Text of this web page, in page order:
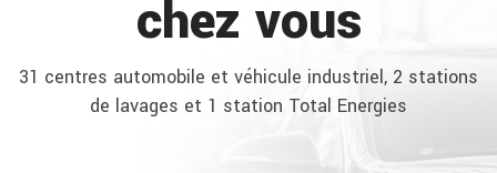
chez vous
31 centres automobile et véhicule industriel, 2 stations
de lavages et 1 station Total Energies